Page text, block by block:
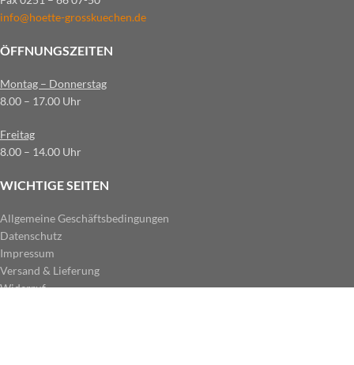
info@hoette-grosskuechen.de
ÖFFNUNGSZEITEN
Montag – Donnerstag
8.00 – 17.00 Uhr
Freitag
8.00 – 14.00 Uhr
WICHTIGE SEITEN
Allgemeine Geschäftsbedingungen
Datenschutz
Impressum
Versand & Lieferung
Widerruf